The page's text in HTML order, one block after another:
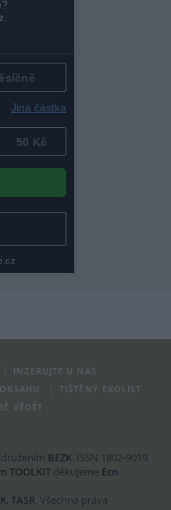
INZERUJTE U NÁS
TIŠTĚNÝ EKOLIST
VĚDĚT
BEZK. ISSN 1802-9019.
TOOLKIT děkujeme Ecn
, TASR. Všechna práva